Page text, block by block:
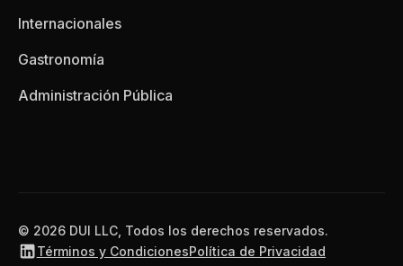
Internacionales
Gastronomía
Administración Pública
© 2026 DUI LLC, Todos los derechos reservados.
Términos y CondicionesPolítica de Privacidad